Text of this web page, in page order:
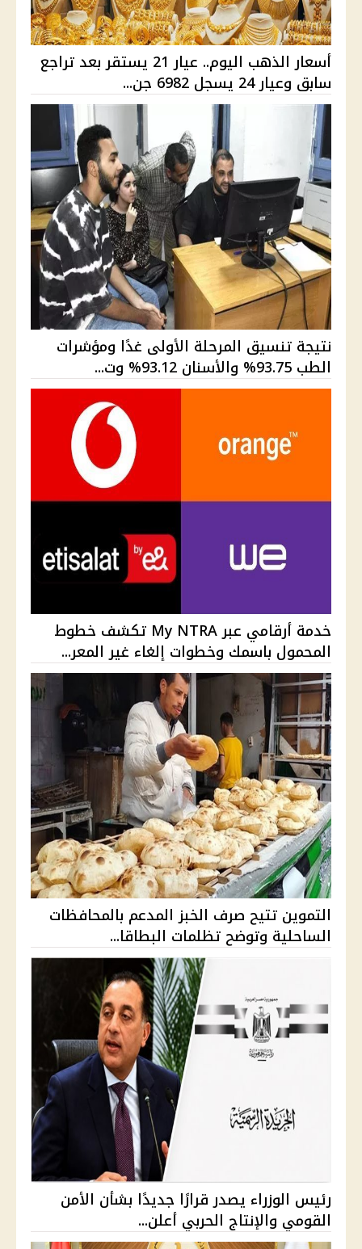
أسعار الذهب اليوم.. عيار 21 يستقر بعد تراجع
سابق وعيار 24 يسجل 6982 جن...
نتيجة تنسيق المرحلة الأولى غدًا ومؤشرات
الطب 93.75% والأسنان 93.12% وت...
خدمة أرقامي عبر My NTRA تكشف خطوط
المحمول باسمك وخطوات إلغاء غير المعر...
التموين تتيح صرف الخبز المدعم بالمحافظات
الساحلية وتوضح تظلمات البطاقا...
رئيس الوزراء يصدر قرارًا جديدًا بشأن الأمن
القومي والإنتاج الحربي أعلن...